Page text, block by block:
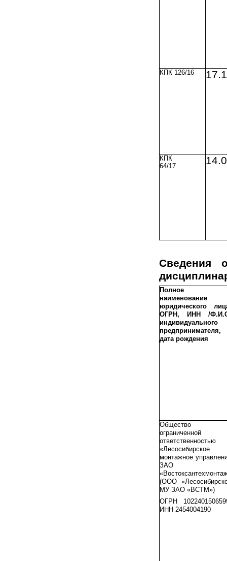
КПК 126/16
КПК
64/17
Сведения
Полное
наименование
юридического
ОГРН, ИНН /
индивидуального
предпринимателя,
дата рождения
Общество
ограниченной
ответственностью
«Лесосибирское
монтажное
ЗАО
(ООО
МУ ЗАО «ВСТМ»)
ОГРН
ИНН 2454004190